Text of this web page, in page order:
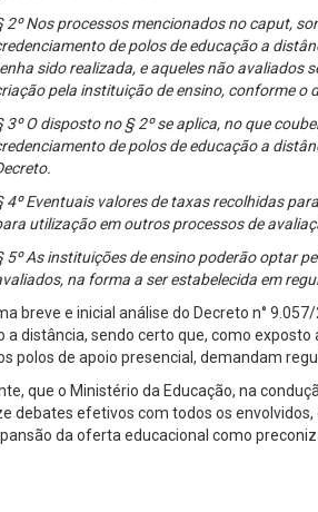
2º Nos processos mencionados no caput,
de polos de educação a
sido realizada, e aqueles não avaliados
pela instituição de ensino, conforme o
3º O disposto no § 2º se aplica, no que
de polos de educação a
4º Eventuais valores de taxas recolhidas
utilização em outros processos de
5º As instituições de ensino poderão optar
na forma a ser estabelecida em
breve e inicial análise do Decreto n°
a distância, sendo certo que, como
polos de apoio presencial, demandam
que o Ministério da Educação, na
debates efetivos com todos os
da oferta educacional como